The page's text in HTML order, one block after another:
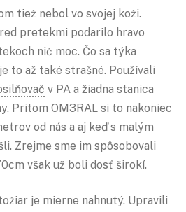
tiež nebol vo svojej koži.
pretekmi podarilo hravo
nič moc. Čo sa týka
to až také strašné. Používali
v PA a žiadna stanica
Pritom OM3RAL si to nakoniec
od nás a aj keď s malým
Zrejme sme im spôsobovali
však už boli dosť širokí.
je mierne nahnutý. Upravili